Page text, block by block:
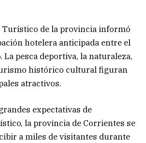
Turístico de la provincia informó
hotelera anticipada entre el
La pesca deportiva, la naturaleza,
histórico cultural figuran
atractivos.
expectativas de
la provincia de Corrientes se
a miles de visitantes durante